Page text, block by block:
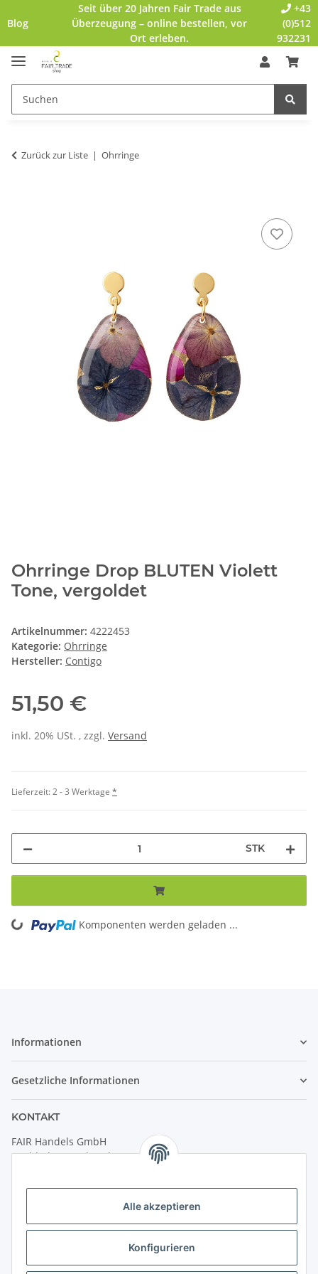
Alle akzeptieren
Konfigurieren
Blog
Seit über 20 Jahren Fair Trade aus
Überzeugung – online bestellen, vor
Ort erleben.
+43
(0)512
932231
Zurück zur Liste Ohrringe
Ohrringe Drop BLUTEN Violett
Tone, vergoldet
Artikelnummer: 4222453
Kategorie: Ohrringe
Hersteller: Contigo
51,50 €
inkl. 20% USt. , zzgl. Versand
Lieferzeit:2 - 3 Werktage *
STK
Loading... Komponenten werden geladen ...
Informationen
Gesetzliche Informationen
KONTAKT
FAIR Handels GmbH
(Weltladen Innsbruck)
6020 Innsbruck
Öffnungszeiten: